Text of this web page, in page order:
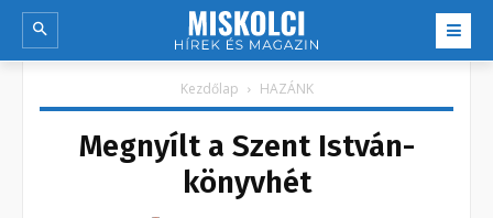
Kezdőlap HAZÁNK
Megnyílt a Szent István-
könyvhét